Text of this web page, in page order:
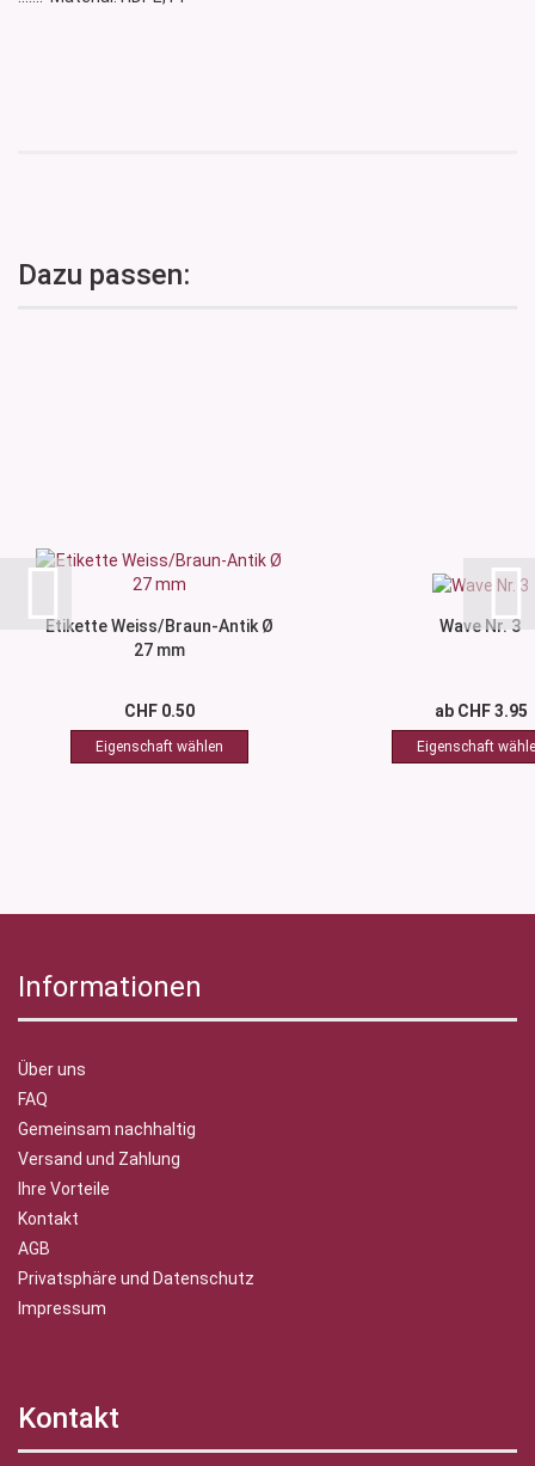
Dazu passen:
Etikette Weiss/Braun-Antik Ø
27 mm
CHF 0.50
Wave Nr. 3
ab CHF 3.95
Informationen
Über uns
FAQ
Gemeinsam nachhaltig
Versand und Zahlung
Ihre Vorteile
Kontakt
AGB
Privatsphäre und Datenschutz
Impressum
Kontakt